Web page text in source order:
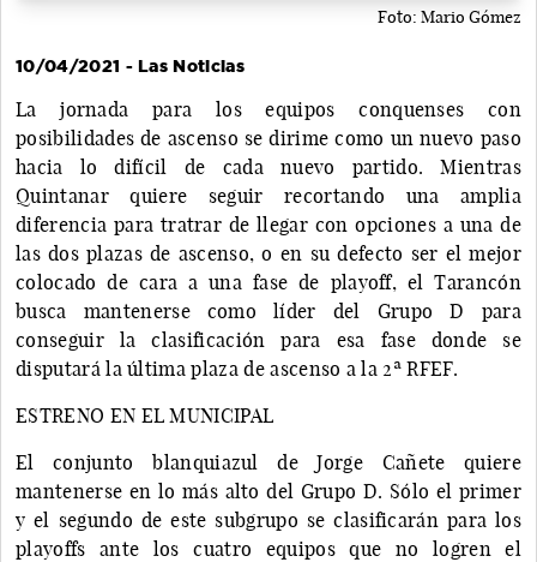
Foto: Mario Gómez
10/04/2021 - Las Noticias
La jornada para los equipos conquenses con
posibilidades de ascenso se dirime como un nuevo paso
hacia lo difícil de cada nuevo partido. Mientras
Quintanar quiere seguir recortando una amplia
diferencia para tratrar de llegar con opciones a una de
las dos plazas de ascenso, o en su defecto ser el mejor
colocado de cara a una fase de playoff, el Tarancón
busca mantenerse como líder del Grupo D para
conseguir la clasificación para esa fase donde se
disputará la última plaza de ascenso a la 2ª RFEF.
ESTRENO EN EL MUNICIPAL
El conjunto blanquiazul de Jorge Cañete quiere
mantenerse en lo más alto del Grupo D. Sólo el primer
y el segundo de este subgrupo se clasificarán para los
playoffs ante los cuatro equipos que no logren el